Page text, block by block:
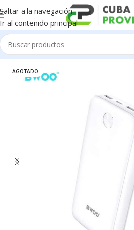
Saltar a la navegación
Ir al contenido principal
Inicio/BWOO
AGOTADO